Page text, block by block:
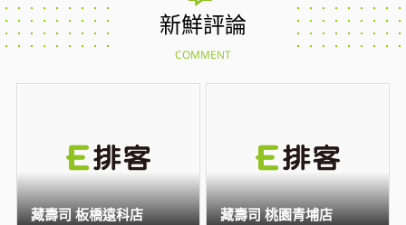
新鮮評論
COMMENT
藏壽司 板橋遠科店 藏壽司 桃園青埔店